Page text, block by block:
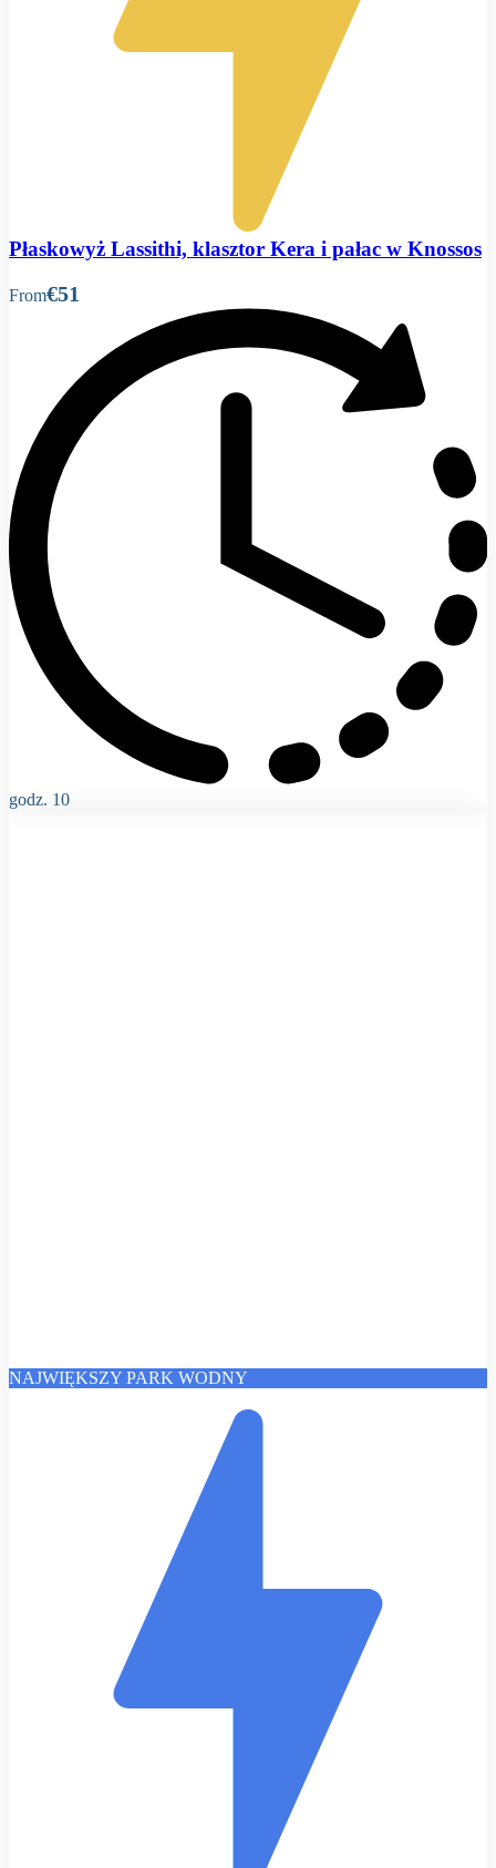
Płaskowyż Lassithi, klasztor Kera i pałac w Knossos
From€51
godz. 10
NAJWIĘKSZY PARK WODNY